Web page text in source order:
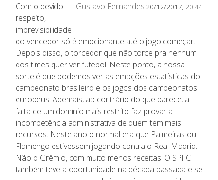
Gustavo Fernandes 20/12/2017, 20:44
Com o devido
respeito,
imprevisibilidade
do vencedor só é emocionante até o jogo começar.
Depois disso, o torcedor que não torce pra nenhum
dos times quer ver futebol. Neste ponto, a nossa
sorte é que podemos ver as emoções estatísticas do
campeonato brasileiro e os jogos dos campeonatos
europeus. Ademais, ao contrário do que parece, a
falta de um domínio mais restrito faz provar a
incompetência administrativa de quem tem mais
recursos. Neste ano o normal era que Palmeiras ou
Flamengo estivessem jogando contra o Real Madrid.
Não o Grêmio, com muito menos receitas. O SPFC
também teve a oportunidade na década passada e se